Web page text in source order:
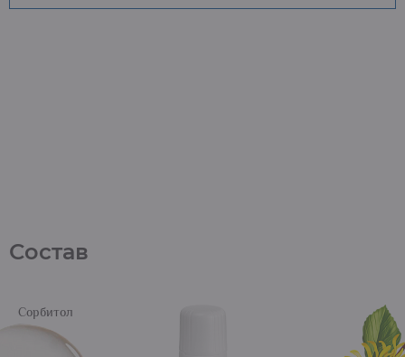
Состав
Сорбитол